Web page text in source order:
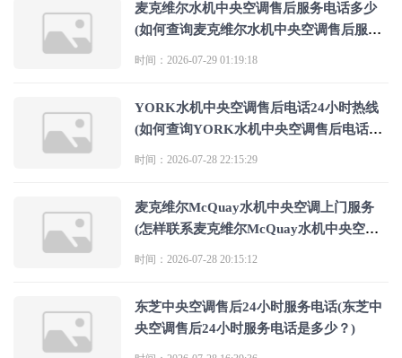
麦克维尔水机中央空调售后服务电话多少
(如何查询麦克维尔水机中央空调售后服务
时间：2026-07-29 01:19:18
YORK水机中央空调售后电话24小时热线
(如何查询YORK水机中央空调售后电话24
时间：2026-07-28 22:15:29
麦克维尔McQuay水机中央空调上门服务
(怎样联系麦克维尔McQuay水机中央空调
时间：2026-07-28 20:15:12
东芝中央空调售后24小时服务电话(东芝中
央空调售后24小时服务电话是多少？)